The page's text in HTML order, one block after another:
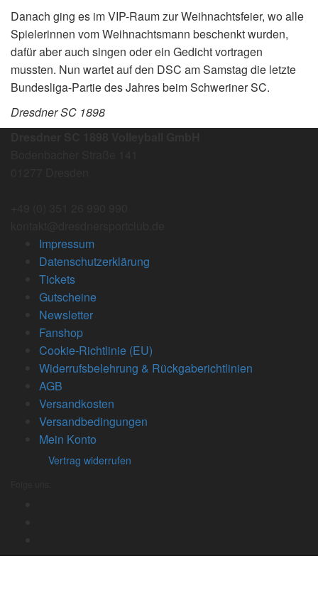
Danach ging es im VIP-Raum zur Weihnachtsfeier, wo alle
Spielerinnen vom Weihnachtsmann beschenkt wurden,
dafür aber auch singen oder ein Gedicht vortragen
mussten. Nun wartet auf den DSC am Samstag die letzte
Bundesliga-Partie des Jahres beim Schweriner SC.
Dresdner SC 1898
Impressum
Datenschutzerklärung
Tickets
Gutscheine
Newsletter
Fanshop
Cookie-Richtlinie (EU)
Widerrufsbelehrung & Rückgaberichtlinien
AGB
Versandkosten
Versandbedingungen
Mein Konto
Vertrag widerrufen